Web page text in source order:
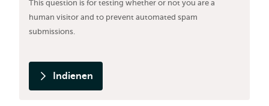
This question is for testing whether or not you are a
human visitor and to prevent automated spam
submissions.
Indienen